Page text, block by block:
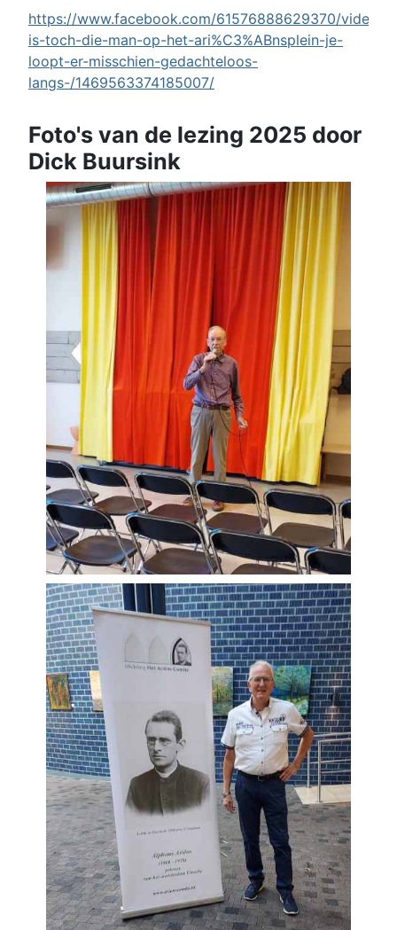
https://www.facebook.com/61576888629370/videos/
is-toch-die-man-op-het-ari%C3%ABnsplein-je-
loopt-er-misschien-gedachteloos-
langs-/1469563374185007/
Foto's van de lezing 2025 door
Dick Buursink